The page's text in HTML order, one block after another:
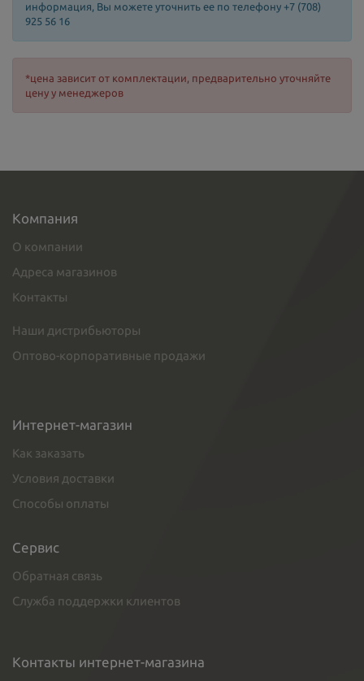
информация, Вы можете уточнить ее по телефону +7 (708)
925 56 16
*цена зависит от комплектации, предварительно уточняйте
цену у менеджеров
Компания
О компании
Адреса магазинов
Контакты
Наши дистрибьюторы
Оптово-корпоративные продажи
Интернет-магазин
Как заказать
Условия доставки
Способы оплаты
Сервис
Обратная связь
Служба поддержки клиентов
Контакты интернет-магазина